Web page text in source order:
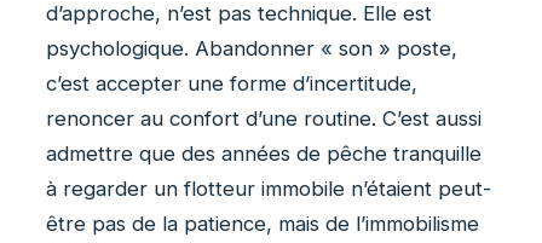
d’approche, n’est pas technique. Elle est
psychologique. Abandonner « son » poste,
c’est accepter une forme d’incertitude,
renoncer au confort d’une routine. C’est aussi
admettre que des années de pêche tranquille
à regarder un flotteur immobile n’étaient peut-
être pas de la patience, mais de l’immobilisme